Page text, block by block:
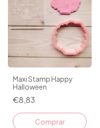
Maxi Stamp Happy
Halloween
€8,83
Comprar